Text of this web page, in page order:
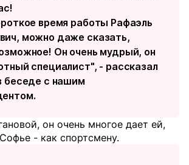
время работы Рафаэль
можно даже сказать,
Он очень мудрый, он
специалист", - рассказал
беседе с нашим
он очень многое дает ей,
- как спортсмену.